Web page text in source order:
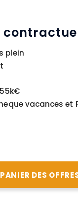
plein
vacances et
DES